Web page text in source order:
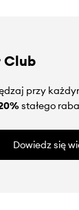
Club
przy
stałego
Dowiedz się